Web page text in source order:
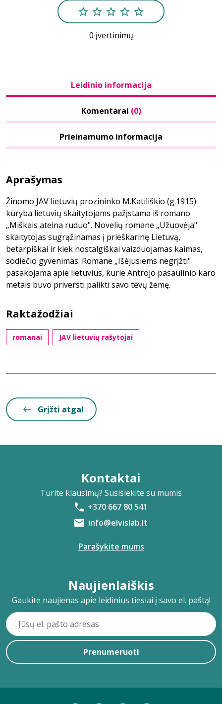
0 įvertinimų
Leidinio informacija
Komentarai (0)
Prieinamumo informacija
Aprašymas
Žinomo JAV lietuvių prozininko M.Katiliškio (g.1915)
kūryba lietuvių skaitytojams pažįstama iš romano
„Miškais ateina ruduo". Novelių romane „Užuovėja"
skaitytojas sugrąžinamas į prieškarinę Lietuvą,
betarpiškai ir kiek nostalgiškai vaizduojamas kaimas,
sodiečio gyvenimas. Romane „Išėjusiems negrįžti"
pasakojama apie lietuvius, kurie Antrojo pasaulinio karo
metais buvo priversti palikti savo tėvų žemę.
Raktažodžiai
romanai JAV lietuvių rašytojai
Grįžti atgal
Kontaktai
Turite klausimų? Susisiekite su mumis
+370 667 80 541
info@elvislab.lt
Parašykite mums
Naujienlaiškis
Gaukite naujienas apie leidinius tiesiai į savo el. paštą!
Prenumeruoti